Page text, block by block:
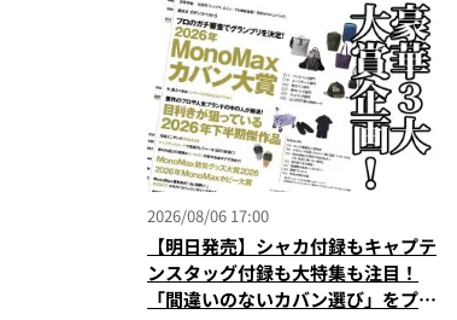
2026/08/06 17:00
【明日発売】シャカ付録もキャプテ
ンスタッグ付録も大特集も注目！
「間違いのないカバン選び」をプロ